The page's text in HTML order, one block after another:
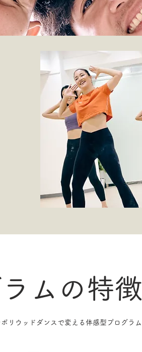
ムの特徴
リウッドダンスで変える体感型プログラム